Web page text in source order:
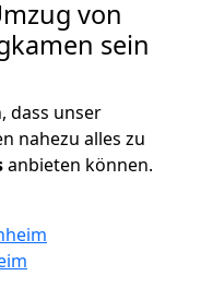
von
sein
dass unser
nahezu alles zu
anbieten können.